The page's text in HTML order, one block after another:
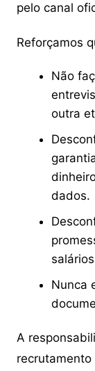
pelo canal
Reforçamos
Não
outra
dados.
Nunca
A
recrutamento